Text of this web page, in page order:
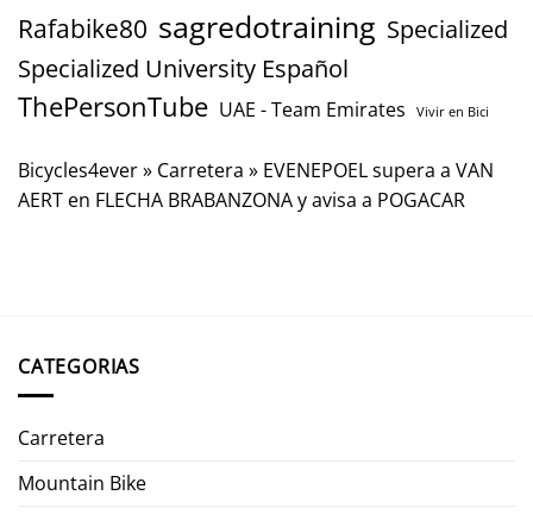
Rafabike80 sagredotraining Specialized
Specialized University Español
ThePersonTube UAE - Team Emirates Vivir en Bici
Bicycles4ever» Carretera » EVENEPOEL supera a VAN
AERT en FLECHA BRABANZONA y avisa a POGACAR
CATEGORIAS
Carretera
Mountain Bike